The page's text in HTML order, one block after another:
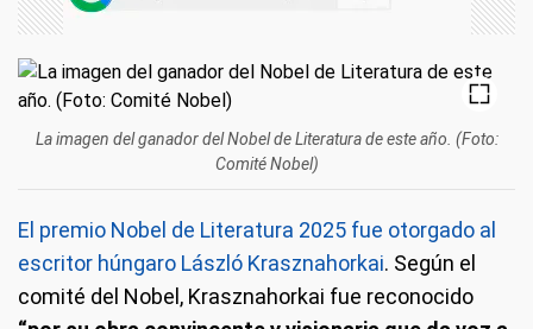
La imagen del ganador del Nobel de Literatura de este año. (Foto:
Comité Nobel)
El premio Nobel de Literatura 2025 fue otorgado al
escritor húngaro László Krasznahorkai. Según el
comité del Nobel, Krasznahorkai fue reconocido